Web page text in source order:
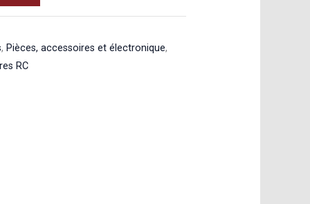
, Pièces, accessoires et électronique,
RC